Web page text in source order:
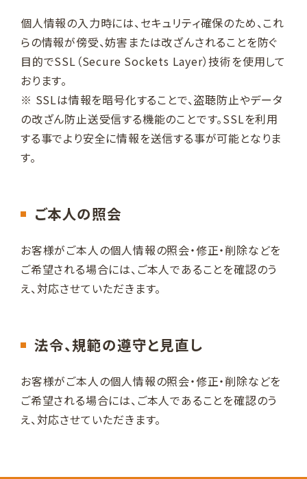
個人情報の入力時には、セキュリティ確保のため、これ
らの情報が傍受、妨害または改ざんされることを防ぐ
目的でSSL（Secure Sockets Layer）技術を使用して
おります。
※ SSLは情報を暗号化することで、盗聴防止やデータ
の改ざん防止送受信する機能のことです。SSLを利用
する事でより安全に情報を送信する事が可能となりま
す。
ご本人の照会
お客様がご本人の個人情報の照会・修正・削除などを
ご希望される場合には、ご本人であることを確認のう
え、対応させていただきます。
法令、規範の遵守と見直し
お客様がご本人の個人情報の照会・修正・削除などを
ご希望される場合には、ご本人であることを確認のう
え、対応させていただきます。